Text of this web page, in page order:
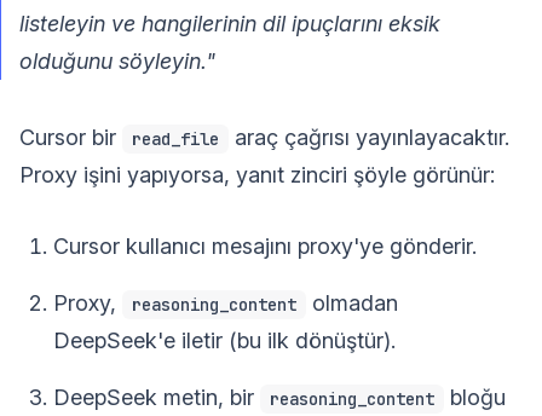
listeleyin ve hangilerinin dil ipuçlarını eksik
olduğunu söyleyin."
Cursor bir read_file
araç çağrısı yayınlayacaktır.
Proxy işini yapıyorsa, yanıt zinciri şöyle görünür:
Cursor kullanıcı mesajını proxy'ye gönderir.
Proxy, reasoning_content
olmadan
DeepSeek'e iletir (bu ilk dönüştür).
DeepSeek metin, bir reasoning_content
bloğu